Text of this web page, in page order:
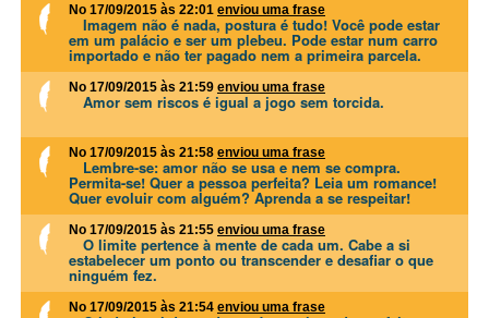
No 17/09/2015 às 22:01 enviou uma frase
Imagem não é nada, postura é tudo! Você pode estar
em um palácio e ser um plebeu. Pode estar num carro
importado e não ter pagado nem a primeira parcela.
No 17/09/2015 às 21:59 enviou uma frase
Amor sem riscos é igual a jogo sem torcida.
No 17/09/2015 às 21:58 enviou uma frase
Lembre-se: amor não se usa e nem se compra.
Permita-se! Quer a pessoa perfeita? Leia um romance!
Quer evoluir com alguém? Aprenda a se respeitar!
No 17/09/2015 às 21:55 enviou uma frase
O limite pertence à mente de cada um. Cabe a si
estabelecer um ponto ou transcender e desafiar o que
ninguém fez.
No 17/09/2015 às 21:54 enviou uma frase